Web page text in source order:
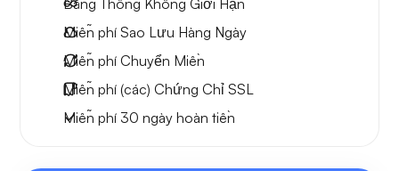
Băng Thông Không Giới Hạn
Miễn phí Sao Lưu Hàng Ngày
Miễn phí Chuyển Miền
Miễn phí (các) Chứng Chỉ SSL
Miễn phí 30 ngày hoàn tiền